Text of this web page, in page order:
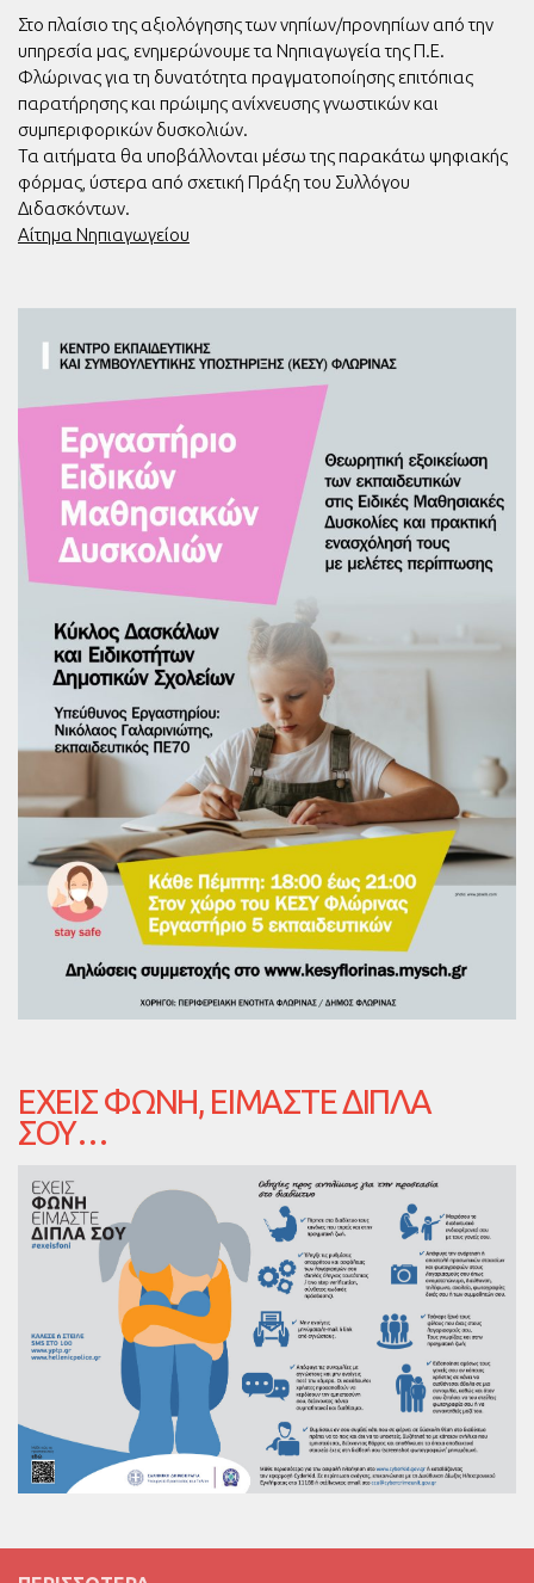
Στο πλαίσιο της αξιολόγησης των νηπίων/προνηπίων από την
υπηρεσία μας, ενημερώνουμε τα Νηπιαγωγεία της Π.Ε.
Φλώρινας για τη δυνατότητα πραγματοποίησης επιτόπιας
παρατήρησης και πρώιμης ανίχνευσης γνωστικών και
συμπεριφορικών δυσκολιών.
Τα αιτήματα θα υποβάλλονται μέσω της παρακάτω ψηφιακής
φόρμας, ύστερα από σχετική Πράξη του Συλλόγου
Διδασκόντων.
Αίτημα Νηπιαγωγείου
ΈΧΕΙΣ ΦΩΝΉ, ΕΊΜΑΣΤΕ ΔΊΠΛΑ
ΣΟΥ…